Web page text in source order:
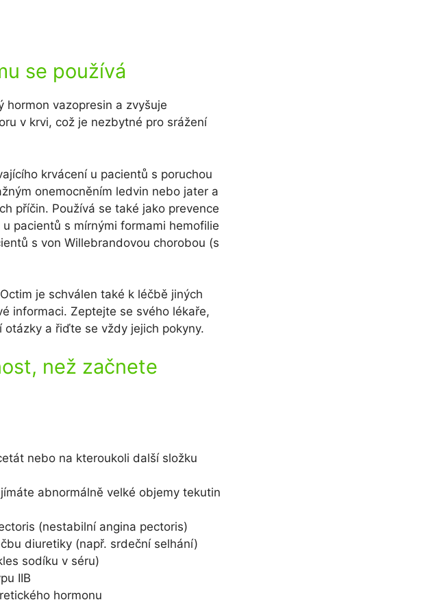
se používá
hormon vazopresin a zvyšuje
v krvi, což je nezbytné pro srážení
krvácení u pacientů s poruchou
onemocněním ledvin nebo jater a
příčin. Používá se také jako prevence
pacientů s mírnými formami hemofilie
s von Willebrandovou chorobou (s
je schválen také k léčbě jiných
informaci. Zeptejte se svého lékaře,
a řiďte se vždy jejich pokyny.
než začnete
nebo na kteroukoli další složku
abnormálně velké objemy tekutin
(nestabilní angina pectoris)
diuretiky (např. srdeční selhání)
sodíku v séru)
IIB
hormonu